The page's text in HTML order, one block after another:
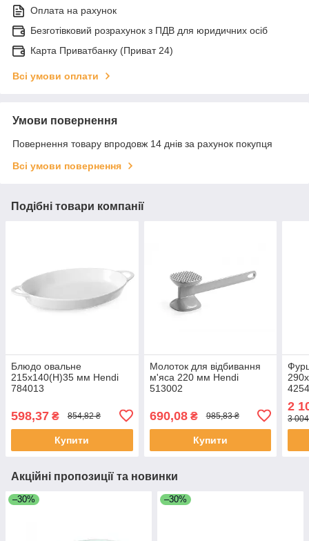
Оплата на рахунок
Безготівковий розрахунок з ПДВ для юридичних осіб
Карта Приватбанку (Приват 24)
Всі умови оплати
Умови повернення
Повернення товару впродовж 14 днів за рахунок покупця
Всі умови повернення
Подібні товари компанії
Блюдо овальне
215x140(Н)35 мм Hendi
784013
598,37 ₴ 854,82 ₴
Купити
Молоток для відбивання
м'яса 220 мм Hendi
513002
690,08₴ 985,83 ₴
Купити
2
3
Акційні пропозиції та новинки
–30% –30%